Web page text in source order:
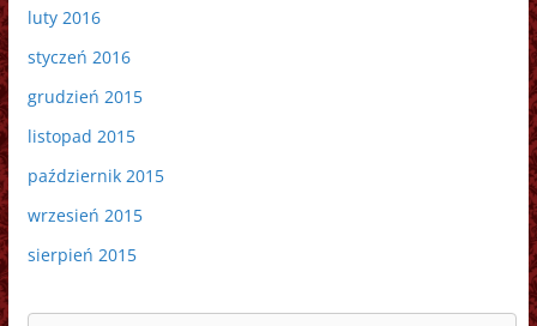
luty 2016
styczeń 2016
grudzień 2015
listopad 2015
październik 2015
wrzesień 2015
sierpień 2015